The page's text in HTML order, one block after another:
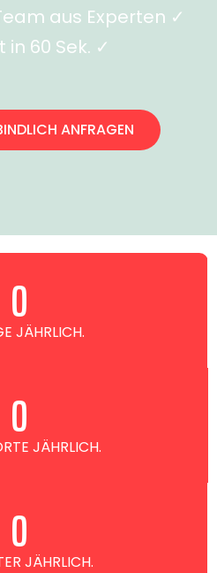
aus Experten ✓
60 Sek. ✓
ANFRAGEN
JÄHRLICH.
0
JÄHRLICH.
0
JÄHRLICH.
0